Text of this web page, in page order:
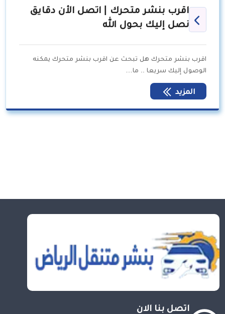
اقرب بنشر متحرك | اتصل الأن دقايق
نصل إليك بحول الله
اقرب بنشر متحرك هل تبحث عن اقرب بنشر متحرك يمكنه
الوصول إليك سريعا .. ما…
المزيد
اتصل بنا الان